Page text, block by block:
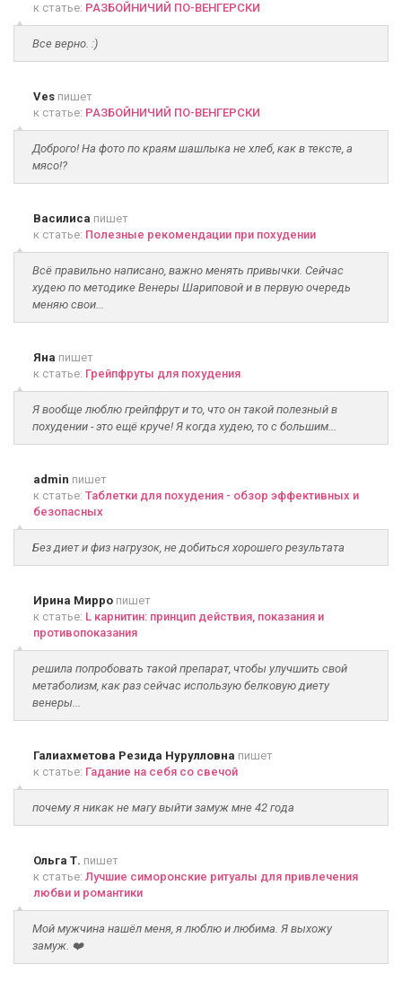
к статье: РАЗБОЙНИЧИЙ ПО-ВЕНГЕРСКИ
Все верно. :)
Ves пишет
к статье: РАЗБОЙНИЧИЙ ПО-ВЕНГЕРСКИ
Доброго! На фото по краям шашлыка не хлеб, как в тексте, а
мясо!?
Василиса пишет
к статье: Полезные рекомендации при похудении
Всё правильно написано, важно менять привычки. Сейчас
худею по методике Венеры Шариповой и в первую очередь
меняю свои...
Яна пишет
к статье: Грейпфруты для похудения
Я вообще люблю грейпфрут и то, что он такой полезный в
похудении - это ещё круче! Я когда худею, то с большим...
admin пишет
к статье: Таблетки для похудения - обзор эффективных и
безопасных
Без диет и физ нагрузок, не добиться хорошего результата
Ирина Мирро пишет
к статье: L карнитин: принцип действия, показания и
противопоказания
решила попробовать такой препарат, чтобы улучшить свой
метаболизм, как раз сейчас использую белковую диету
венеры...
Галиахметова Резида Нурулловна пишет
к статье: Гадание на себя со свечой
почему я никак не магу выйти замуж мне 42 года
Ольга Т. пишет
к статье: Лучшие симоронские ритуалы для привлечения
любви и романтики
Мой мужчина нашёл меня, я люблю и любима. Я выхожу
замуж. ❤️